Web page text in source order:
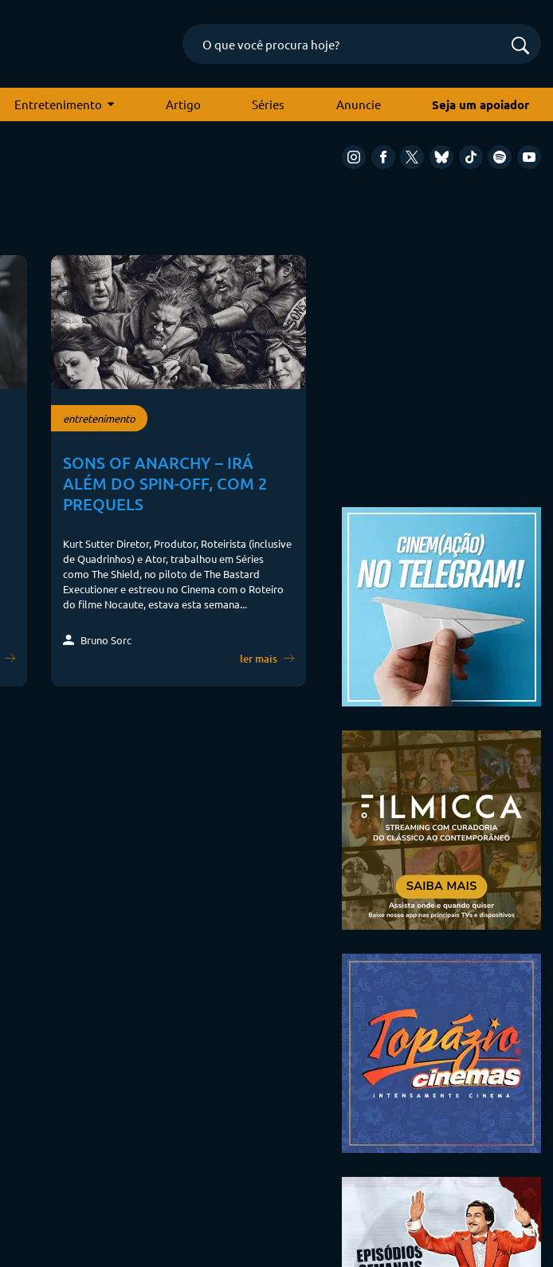
Entretenimento Artigo Séries Anuncie Seja um apoiador
entretenimento
SONS OF ANARCHY – IRÁ
ALÉM DO SPIN-OFF, COM 2
PREQUELS
Kurt Sutter Diretor, Produtor, Roteirista (inclusive
de Quadrinhos) e Ator, trabalhou em Séries
como The Shield, no piloto de The Bastard
Executioner e estreou no Cinema com o Roteiro
do filme Nocaute, estava esta semana...
Bruno Sorc
ler mais